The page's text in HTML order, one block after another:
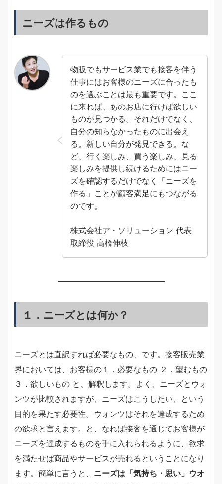
ニーズは作るもの
物販でもサービス業でも接客を伴う
仕事にはお客様のニーズに合ったも
のを選ぶことは最も重要です。ここ
に来れば、あのお店に行けば欲しい
ものが見つかる。それだけでなく、
自分の知らなかったものに出会え
る。新しい自分が発見できる。な
ど、行く楽しみ、買う楽しみ、見る
楽しみを提供し続けるためにはニー
ズを確認するだけでなく「ニーズを
作る」ことが顧客満足にもつながる
のです。
株式会社ア・ソリューション 代表
取締役 高橋伸枝
１．ニーズとは何か？
ニーズとは直訳すれば必要なもの、です。接客販売業
界においては、お客様の１．必要なもの ２．望むもの
３．欲しいもの と、解釈します。よく、ニーズとウォ
ンツが比較されますが、ニーズはこうしたい、という
目的を果たす必要性。ウォンツはそれを達成するため
の欲求と言えます。と、なれば接客を通じてお客様が
ニーズを達成するものを手に入れられるように、欲求
を満たせば商品やサービスが売れるということになり
ます。簡単に言うと、 ニーズは「気持ち・思い」ウオ